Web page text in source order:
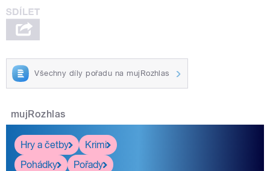
Všechny díly pořadu na mujRozhlas
mujRozhlas
Hry a četby
Krimi
Pohádky
Pořady